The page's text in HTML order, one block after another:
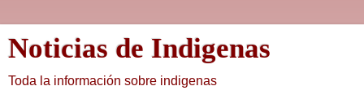
Noticias de Indigenas
Toda la información sobre indigenas